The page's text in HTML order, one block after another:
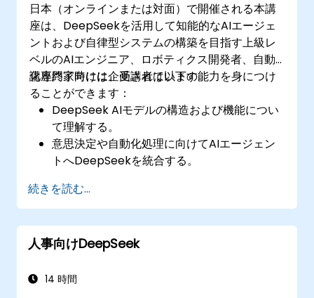
日本（オンラインまたは対面）で開催される本講
座は、DeepSeekを活用して知能的なAIエージェ
ントおよび自律型システムの構築を目指す上級レ
ベルのAIエンジニア、ロボティクス開発者、自動
化専門家向けに企画されています。
講座終了時には、受講者は以下の能力を身につけ
ることができます：
DeepSeek AIモデルの構造および機能につい
て理解する。
意思決定や自動化処理に向けてAIエージェン
トへDeepSeekを統合する。
る。
現実世界におけるAI駆動型の自律的エージェ
ントを導入・運用する。
続きを読む...
人事向けDeepSeek
14 時間